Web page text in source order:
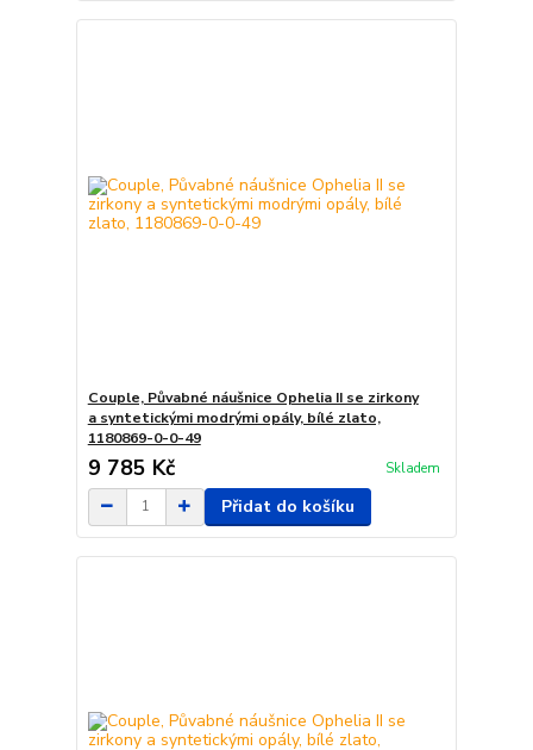
Couple, Půvabné náušnice Ophelia II se zirkony
a syntetickými modrými opály, bílé zlato,
1180869-0-0-49
9 785 Kč Skladem
Přidat do košíku